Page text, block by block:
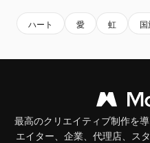
ハート 愛 虹
最高のクリエイティブ制作を
エイター、企業、代理店、ス